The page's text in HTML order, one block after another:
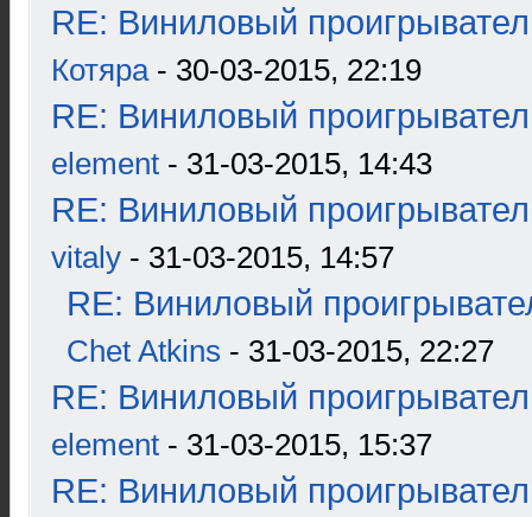
RE: Виниловый
Котяра- 30-03-2015, 22:19
RE: Виниловый
element - 31-03-2015, 14:43
RE: Виниловый
vitaly - 31-03-2015, 14:57
RE: Виниловый
Chet Atkins - 31-03-2015, 22:27
RE: Виниловый
element - 31-03-2015, 15:37
RE: Виниловый